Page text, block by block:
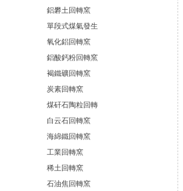
鋁礬土回轉窯
單段式煤氣發生
氧化鋁回轉窯
鋁酸鈣粉回轉窯
褐鐵礦回轉窯
炭素回轉窯
煤矸石陶粒回轉
白云石回轉窯
海綿鐵回轉窯
工業回轉窯
稀土回轉窯
石油焦回轉窯